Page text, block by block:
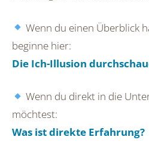
Wenn du einen Überblick
beginne hier:
Die Ich-Illusion
Wenn du direkt in die
möchtest:
Was ist direkte Erfahrung?